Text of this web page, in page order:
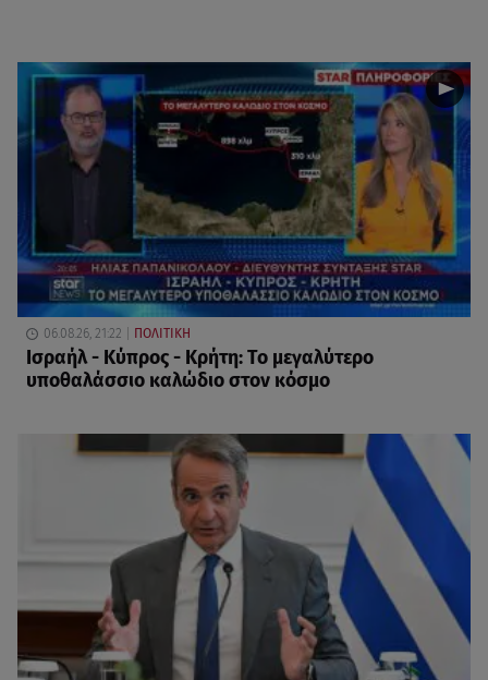
06.08.26, 21:22 ΠΟΛΙΤΙΚΗ
Ισραήλ - Κύπρος - Κρήτη: Το μεγαλύτερο
υποθαλάσσιο καλώδιο στον κόσμο